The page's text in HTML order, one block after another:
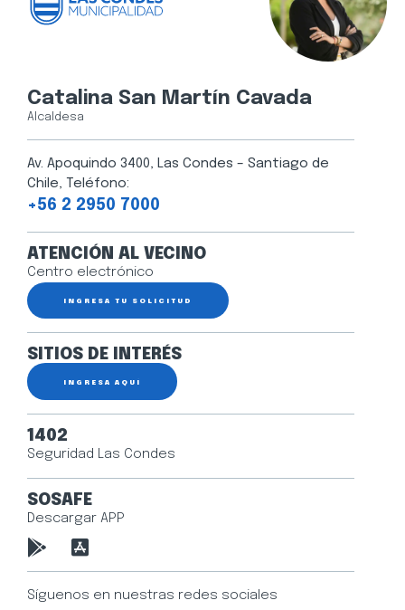
Catalina San Martín Cavada
Alcaldesa
Av. Apoquindo 3400, Las Condes – Santiago de
Chile, Teléfono:
+56 2 2950 7000
ATENCIÓN AL VECINO
Centro electrónico
INGRESA TU SOLICITUD
SITIOS DE INTERÉS
INGRESA AQUÍ
1402
Seguridad Las Condes
SOSAFE
Descargar APP
Síguenos en nuestras redes sociales